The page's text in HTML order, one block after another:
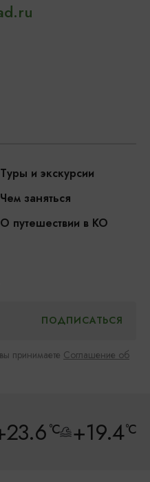
Туры и экскурсии
Чем заняться
О путешествии в КО
принимаете Соглашение об
°C +19.4°C